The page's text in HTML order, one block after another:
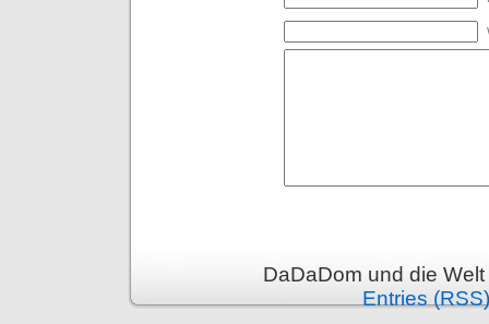
DaDaDom und die
Entries (RSS)